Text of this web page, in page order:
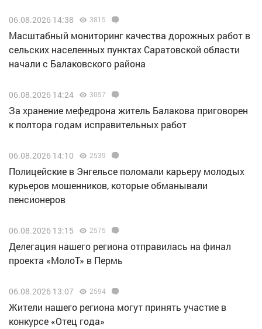
06.08.2026 14:38 3815
Масштабный мониторинг качества дорожных работ в
сельских населенных пунктах Саратовской области
начали с Балаковского района
06.08.2026 14:24 3057
За хранение мефедрона житель Балакова приговорен
к полтора годам исправительных работ
06.08.2026 14:10 2539
Полицейские в Энгельсе поломали карьеру молодых
курьеров мошенников, которые обманывали
пенсионеров
06.08.2026 13:15 2575
Делегация нашего региона отправилась на финал
проекта «МолоТ» в Пермь
06.08.2026 13:07 2594
Жители нашего региона могут принять участие в
конкурсе «Отец года»